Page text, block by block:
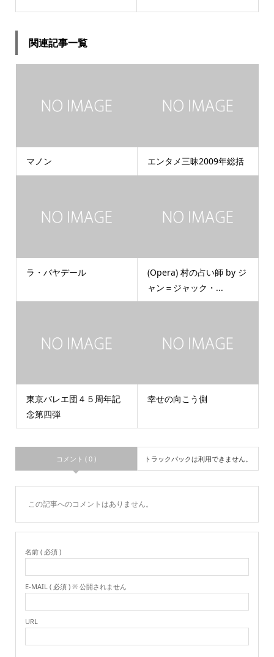
関連記事一覧
マノン エンタメ三昧2009年総括
ラ・バヤデール
(Opera) 村の占い師 by ジ
ャン＝ジャック・...
東京バレエ団４５周年記
念第四弾
幸せの向こう側
コメント ( 0 ) トラックバックは利用できません。
この記事へのコメントはありません。
名前 ( 必須 )
E-MAIL ( 必須 ) ※ 公開されません
URL